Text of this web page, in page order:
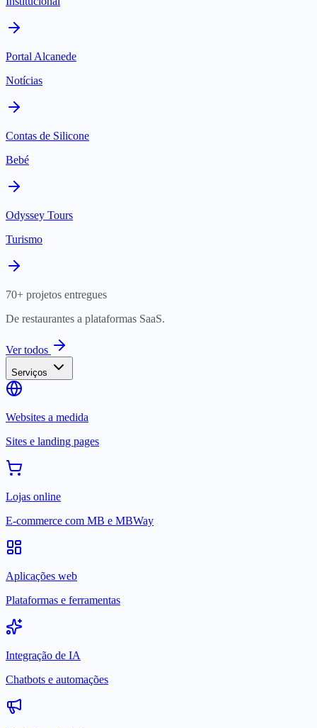
Portal Alcanede
Notícias
Contas de Silicone
Bebé
Odyssey Tours
Turismo
70+ projetos entregues
De restaurantes a plataformas SaaS.
Ver todos
Serviços
Websites a medida
Sites e landing pages
Lojas online
E-commerce com MB e MBWay
Aplicações web
Plataformas e ferramentas
Integração de IA
Chatbots e automações